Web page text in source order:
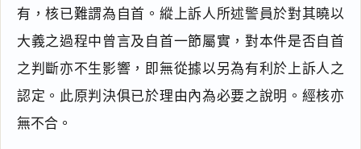
有，核已難謂為自首。縱上訴人所述警員於對其曉以
大義之過程中曾言及自首一節屬實，對本件是否自首
之判斷亦不生影響，即無從據以另為有利於上訴人之
認定。此原判決俱已於理由內為必要之說明。經核亦
無不合。